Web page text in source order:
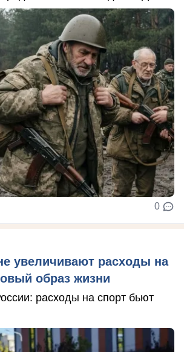
0
увеличивают расходы на
образ жизни
расходы на спорт бьют